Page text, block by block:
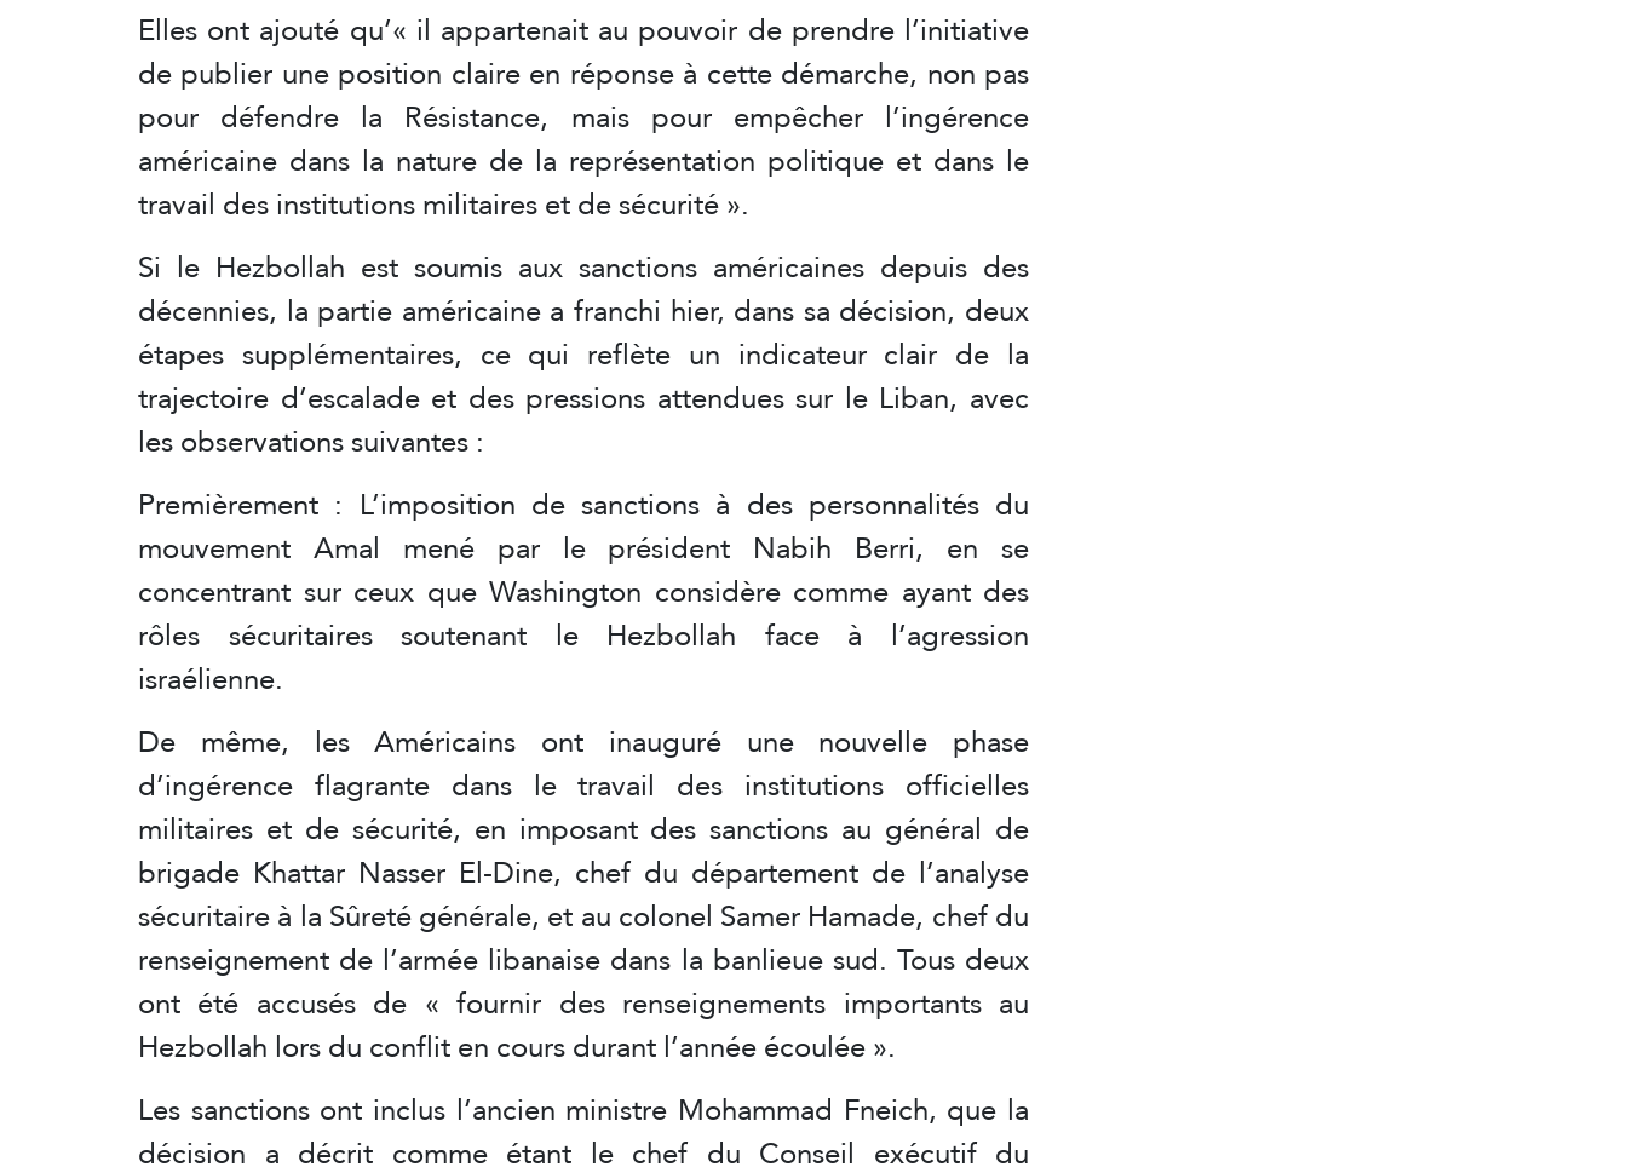
Elles ont ajouté qu’« il appartenait au pouvoir de prendre l’initiative
de publier une position claire en réponse à cette démarche, non pas
pour défendre la Résistance, mais pour empêcher l’ingérence
américaine dans la nature de la représentation politique et dans le
travail des institutions militaires et de sécurité ».
Si le Hezbollah est soumis aux sanctions américaines depuis des
décennies, la partie américaine a franchi hier, dans sa décision, deux
étapes supplémentaires, ce qui reflète un indicateur clair de la
trajectoire d’escalade et des pressions attendues sur le Liban, avec
les observations suivantes :
Premièrement : L’imposition de sanctions à des personnalités du
mouvement Amal mené par le président Nabih Berri, en se
concentrant sur ceux que Washington considère comme ayant des
rôles sécuritaires soutenant le Hezbollah face à l’agression
israélienne.
De même, les Américains ont inauguré une nouvelle phase
d’ingérence flagrante dans le travail des institutions officielles
militaires et de sécurité, en imposant des sanctions au général de
brigade Khattar Nasser El-Dine, chef du département de l’analyse
sécuritaire à la Sûreté générale, et au colonel Samer Hamade, chef du
renseignement de l’armée libanaise dans la banlieue sud. Tous deux
ont été accusés de « fournir des renseignements importants au
Hezbollah lors du conflit en cours durant l’année écoulée ».
Les sanctions ont inclus l’ancien ministre Mohammad Fneich, que la
décision a décrit comme étant le chef du Conseil exécutif du